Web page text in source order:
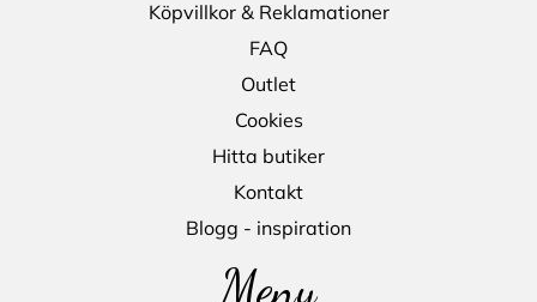
Köpvillkor & Reklamationer
FAQ
Outlet
Cookies
Hitta butiker
Kontakt
Blogg - inspiration
Meny